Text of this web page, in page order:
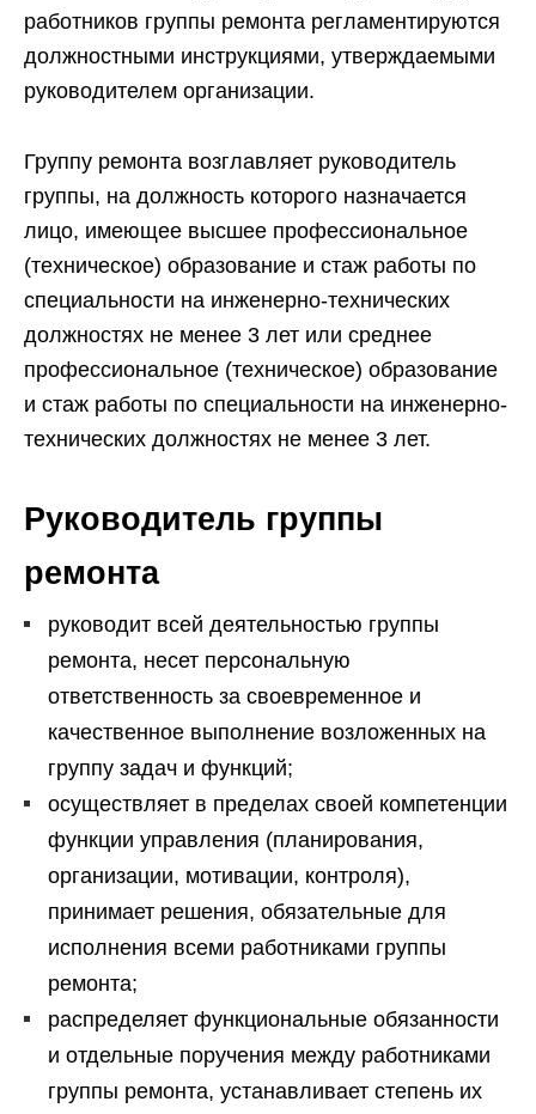
работников группы ремонта регламентируются
должностными инструкциями, утверждаемыми
руководителем организации.
Группу ремонта возглавляет руководитель
группы, на должность которого назначается
лицо, имеющее высшее профессиональное
(техническое) образование и стаж работы по
специальности на инженерно-технических
должностях не менее 3 лет или среднее
профессиональное (техническое) образование
и стаж работы по специальности на инженерно-
технических должностях не менее 3 лет.
Руководитель группы
ремонта
руководит всей деятельностью группы
ремонта, несет персональную
ответственность за своевременное и
качественное выполнение возложенных на
группу задач и функций;
осуществляет в пределах своей компетенции
функции управления (планирования,
организации, мотивации, контроля),
принимает решения, обязательные для
исполнения всеми работниками группы
ремонта;
распределяет функциональные обязанности
и отдельные поручения между работниками
группы ремонта, устанавливает степень их